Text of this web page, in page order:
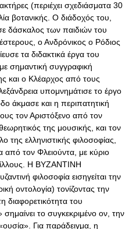
(περιέχει σχεδιάσματα 30
βοτανικής. Ο διάδοχός του,
δάσκαλος των παιδιών του
ο Ανδρόνικος ο Ρόδιος
θα επισημάνουμε κάθε φορά που συγκρίνουμε προσεκτικά τους εξ αίματος συγγενείς δυο διαφορετικών γενεών. Κάτι ανάλογο ισχύει στη θεότητα με το αγέννητον, το γεννητόν και το εκπορευτόν των τριών προσώπων. Μοναδικά και ανεπανάληπτα είναι τα τρία πρόσωπα της άκτιστης θεότητας, όπως επίσης μοναδικά και ανεπανάληπτα είναι τα μύρια πρόσωπα της κτιστής ανθρωπότητας. 2. Η ετερότητα είναι η άλλη, κατά πολύ σημαντικότερη ποιοτική ιδιότητα του προσώπου, που συνιστά την ταυτότητά του. Το πρόσωπο δεν είναι μονάχα μοναδικό, είναι και ανεπανάληπτο μέσα στο χρόνο. Η διαφορά είναι που συνιστά το πρόσωπο. Το ίδιον, το ιδιάζον, το ιδιαίτερο, το διαφορετικό και το αλλιώτικο προσδίδουν στο πρόσωπο ποιότητα και ταυτότητα. Η ετερότητα είναι η ταυτότητα του προσώπου. Πρόσωπο δεν γίνεται ό,τι είναι, αλλά αντιθέτως πρόσωπο είναι ό,τι γίνεται, αυτό που γίνεται. Τελικά το πρόσωπο δεν είναι, αλλά γίνεται. Στο πρόσωπο προσιδιάζει το «γίγνεσθαι» αντί του «είναι», δεν πρόκειται για την ουσία, αλλά για το υπερούσιο, δηλαδή το υπεράνω της ουσίας, το πέραν και επέκεινα αυτής. Εδώ εδράζεται η νεότερη διαφοροποίηση μεταξύ προσώπου και ατόμου. Κοινός παρονομαστής τους είναι η αντίθεσή τους με την έννοια της ουσίας. Τόσο το πρόσωπο όσο και το άτομο χαρακτηρίζονται από μοναδικότητα και ετερότητα. 3. Η αναφορικότητα είναι που προσιδιάζει στο πρόσωπο και απουσιάζει από το άτομο. Το πρόσωπο είναι αναφορικό, δηλαδή αναφέρεται στο άλλο του, σχετίζεται με αυτό, κοινωνεί και επι-κοινωνεί, μετέχει και συμ-μετέχει. Αντιθέτως, το άτομο είναι μοναδικό και ανεπανάληπτο χωρίς την επικοινωνία, τη συμμετοχή, την αναφορά και τη σχέση που χαρακτηρίζει το πρόσωπο. Στο άτομο ταιριάζει η σχάση και στο πρόσωπο αρμόζει η σχέση. Η καισαρική τομή μεταξύ ατόμου και προσώπου είναι η αναφορικότητα. Ον με σχέση είναι πρόσωπο. Ον χωρίς σχέση είναι άτομο. Η ατομικότητα αναιρεί την αναφορικότητα και η σχεσιακότητα καθορίζει το πρόσωπο. Ο άνθρωπος γεννιέται άτομο και γίνεται πρόσωπο. Η ύπαρξη γεννάται ως άτομο και αναγεννάται ως πρόσωπο. Το άτομο έχει υπόσταση χωρίς έκσταση, δηλαδή υπάρχει και υφίσταται χωρίς να εξέρχεται από τα όρια του εγώ του και χωρίς να θραύει τα δεσμά του εαυτού του. Αντιθέτως, το πρόσωπο είναι υπόσταση με έκσταση, υπάρχει μόνο επειδή, εάν, εφόσον και ενόσω συνυπάρχει με το άλλο του, το αλλιώτικο, το διαφορετικό, το «έτερον». Στο άτομο η ουσία υποστασιάζεται χωρίς να εκστασιάζεται, ενώ στο πρόσωπο η ουσία υποστασιάζεται και εκστασιάζεται ταυτοχρόνως, δηλαδή υφίσταται για να εξίσταται. Παρ’ ότι η μοναδικότητα και η ετερότητα χρειάζονται για την εννοιολόγηση του ατόμου και του προσώπου εξίσου, ωστόσο μόνο η αναφορικότητα είναι που διακρίνει κατεξοχήν το πρόσωπο, τόσο έναντι της ουσίας όσο κι έναντι του ατόμου. Η περσοναλιστική οντολογία δηλώνει ότι ο Θεός είναι Ένας, αλλά δεν είναι Μόνος. Με αυτό τον τρόπο επιτυγχάνονται τα εξής: 1. Με την πρώτη φράση, ότι ο Θεός είναι Ένας, οριοθετείται σαφέστατα ο αρχαιοελληνικός ολισμός από τον ειδωλολατρικό πολυθεϊσμό. Διατηρείται η κορυφαία μεταφυσική πρόταση της ελληνικής σκέψης, ότι η ενότητα προέχει της πολλαπλότητας, και ταυτόχρονα καταρρίπτεται ο παγανιστικός πολυθεϊσμός, αφού η θρησκευτική πολλαπλότητα της ειδωλολατρίας μένει φιλοσοφικά μετέωρη απέναντι στο αίτημα για την πρόταξη της ενότητας προς την πολλαπλότητα. 2. Με τη δεύτερη φράση, ότι δηλαδή ο Θεός δεν είναι Μόνος, αποκρούεται ο ιουδαϊκός μονοθεϊσμός και ταυτόχρονα αποκλείεται ο ατομισμός. Η ενότητα διακρίνεται από τη μοναδικότητα και η κοινότητα αναιρεί τη μοναχικότητα. Η προσωποκρατική εκδοχή εμπλουτίζει το μονοθεϊσμό και οριοθετεί το χριστιανισμό από τον ιουδαϊσμό με σαφήνεια και αποφασιστικότητα. 3. Η προσωποκρατική τριαδικότητα και ο περσοναλιστικός ολισμός προλαμβάνουν και αποτρέπουν την ανάδυση του ατομικισμού. Πρόσωπο και άτομο διαφέρουν καισαρικά. Στο πρόσωπο προσιδιάζει η σχέση και στο άτομο η σχάση. Η ατομικότητα είναι έμφυτη και «φυσική», ενώ η αναφορικότητα είναι επίκτητη και «προσωπική». Ο περσοναλισμός απαγορεύει τον ατομικισμό, διότι αντιλαμβάνεται την ελευθερία σε συνδυασμό με την αγάπη, τη σχέση, την επι-κοινωνία και τη συμ-μετοχή Ο βυζαντινός περσοναλισμός παρουσιάζει μιαν αδυναμία. Επειδή κομίζει μια νέα μεταφυσική πρόταση, συνιστά πρόκληση για την ελληνική φιλοσοφία, η οποία αντιδρά συστηματικά. Γι’ αυτόν ακριβώς το λόγο ανακύπτουν αιρέσεις στην Ανατολή. Το κέντρο βάρους της οντολογίας μετατίθεται από την ουσία στο πρόσωπο. Το «είναι» παύει να είναι προϊόν ανάγκης και καθίσταται καρπός της ελευθερίας. Η ενότητα πλέον εδράζεται στην προσωπική ετερότητα και όχι στην απρόσωπη ταυτότητα. Σε αυτή τη μεταφυσική πρόκληση εκ μέρους της χριστιανικής πίστης προβάλλει σθεναρή αντίσταση η ελληνική φιλοσοφική παράδοση. Οι αιρέσεις ενσαρκώνουν την αντίσταση της ελληνικής ολιστικής μεταφυσικής στη χριστιανική προσωποκρατική οντολογία. Δεν είναι τυχαίο ούτε δυσερμήνευτο το ότι στην Ανατολή εμφανίζονται οι περισσότερες και οι σοβαρότερες αιρέσεις. Δεν είναι άλλωστε συμπτωματικό το ότι πηγή των περισσότερων (αν όχι όλων) αιρέσεων είναι ο ελληνισμός και όχι ο ιουδαϊσμός. Διαλεκτική κτιστού-ακτίστου Η βυζαντινή σκέψη συνοψίζεται στη διατύπωση του Μ. Βασιλείου: «δύο γάρ λεγομένων πραγμάτων, θεότητός τε καί κτίσεως» (σελ. 29, 660A), όπου ακριβώς φαίνεται η αφετηριακή διάκριση της πραγματικότητας σε δύο οντότητες, την κτιστή και την άκτιστη. Ο Θεός είναι άκτιστος, χωρίς αρχή, αιτία ή χρόνο, ενώ το σύμπαν (ο κόσμος και ο άνθρωπος) είναι κτιστό, δηλαδή είναι το δημιούργημα του ακτίστου Θεού εντός του χρόνου, με αρχή και τέλος, γένεση και φθορά, αποτέλεσμα της ελευθερίας και της αγάπης του Θεού. Η σχέση του κτιστού και του ακτίστου είναι διαλεκτική, όχι δυαλιστική. Τα δύο στοιχεία της πραγματικότητας διακρίνονται χωρίς να διασπώνται. Μεταξύ κτιστού και ακτίστου υπάρχει διαφορά, όχι όμως διαίρεση ή αντίθεση. Η διαφορά συνίσταται στην κτιστότητα των όντων, εμψύχων και αψύχων, και στην οντολογική προτεραιότητα του ακτίστου Θεού έναντι του κτιστού σύμπαντος, ανθρωπίνου και κοσμικού. Η ενότητα της πραγματικότητας δεν θεμελιώνεται στην ταυτότητα, αλλά στην ετερότητα, δηλαδή στην οντολογική διαφορά Θεού-σύμπαντος, κτιστού και ακτίστου. Ο σκοπός της ζωής, η θέωση του κτιστού, σημαίνει την αναφορά των κτιστών στον άκτιστο ποιητή τους. Η σχέση, η επι-κοινωνία και η συμ-μετοχή των κτιστών στις ενέργειες (ποτέ στην ουσία) του ακτίστου είναι το νόημα της πραγματικότητας σύμφωνα με την ανατολική θεολογική παράδοση. Η διαλεκτική κτιστού-ακτίστου έχει διάφορα συνεπακόλουθα: 1. Η ενότητα Θεού, κόσμου, ανθρώπου διατηρείται αλώβητη με βάση την οντολογική διαφορά κτιστού-ακτίστου, που δεν εισάγει καμμιά αντίθεση, ρήξη, πόλωση ή διχασμό. 2. Το κτιστό δεν διασπάται σε έμψυχο και άψυχο, αλλά διακρίνεται σε ανθρώπινο και σε κοσμικό πόλο με αμοιβαία σχέση μεταξύ τους. Έτσι αποφεύγεται η διάσπαση του ανθρώπου από τον κόσμο. Ο κόσμος είναι «μακροάνθρωπος» και ο άνθρωπος είναι «μικρόκοσμος» κατά τον Ιωάννη Δαμασκηνό: «ο άνθρωπος τοίνυν μικρόκοσμος εστίν» (σελ. 95, 144B). 3. Η υλικότητα του κόσμου καταφάσκεται, και διαχωρίζεται η αμαρτία από την ύλη. Έδρα του κακού δεν είναι η ύλη του κόσμου, αλλά η βούληση του ανθρώπου. Η υλικότητα του σύμπαντος καταξιώνεται με τρόπο ίσως ανεπανάληπτο: «Σέβων ου παύσομαι την ύλην, δι’ ης η σωτηρία μου είργασται» (Ιωάννης Δαμασκηνός, σελ. 94, 1245AB). 4. Η σωματικότητα του ανθρώπου καταφάσκεται, και διαφυλάσσεται η ψυχοσωματική ενότητα της ανθρώπινης υπόστασης. «Μη αν ψυχήν μόνην, μήτε σώμα μόνον λέγεσθαι άνθρωπον, αλλά το συναμφότερον» (Γρηγόριος Παλαμάς, σελ. 150, 1361C). Ο άξονας μετατίθεται από το πνεύμα-σώμα στο κτιστό-άκτιστο. Τόσο το πνεύμα όσο και το σώμα είναι εξίσου κτιστά, συνεπώς από οντολογικής πλευράς ισοδύναμα. Η σωτηρία του ανθρώπου δεν σημαίνει την άρνηση του σώματος προς χάρη του πνεύματος, αλλά αντιθέτως την αποκατάσταση της ψυχοσωματικής ενότητας και τη μετοχή ψυχής και σώματος στις ενέργειες του ακτίστου. 5. Η ιστορικότητα της κτίσης καταξιώνεται με την Ενσάρκωση και την π